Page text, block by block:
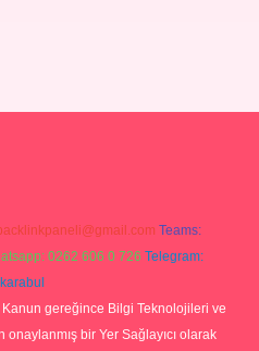
Teams:
0262 606 0 726 Telegram:
Kanun gereğince Bilgi Teknolojileri ve
onaylanmış bir Yer Sağlayıcı olarak